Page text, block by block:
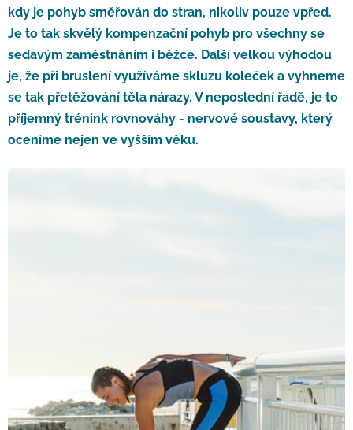
kdy je pohyb směřován do stran, nikoliv pouze vpřed.
Je to tak skvělý kompenzační pohyb pro všechny se
sedavým zaměstnáním i běžce. Další velkou výhodou
je, že při bruslení využíváme skluzu koleček a vyhneme
se tak přetěžování těla nárazy. V neposlední řadě, je to
příjemný trénink rovnováhy - nervové soustavy, který
oceníme nejen ve vyšším věku.